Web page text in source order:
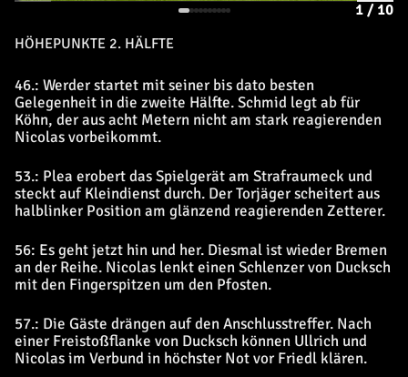
1 / 10
HÖHEPUNKTE 2. HÄLFTE
46.: Werder startet mit seiner bis dato besten
Gelegenheit in die zweite Hälfte. Schmid legt ab für
Köhn, der aus acht Metern nicht am stark reagierenden
Nicolas vorbeikommt.
53.: Plea erobert das Spielgerät am Strafraumeck und
steckt auf Kleindienst durch. Der Torjäger scheitert aus
halblinker Position am glänzend reagierenden Zetterer.
56: Es geht jetzt hin und her. Diesmal ist wieder Bremen
an der Reihe. Nicolas lenkt einen Schlenzer von Ducksch
mit den Fingerspitzen um den Pfosten.
57.: Die Gäste drängen auf den Anschlusstreffer. Nach
einer Freistoßflanke von Ducksch können Ullrich und
Nicolas im Verbund in höchster Not vor Friedl klären.